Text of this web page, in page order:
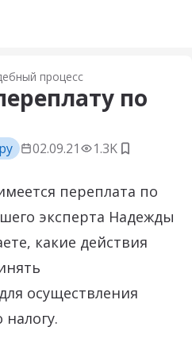
страницу
процесс
по
02.09.21 1.3K Добавить
переплата по
эксперта Надежды
какие действия
осуществления